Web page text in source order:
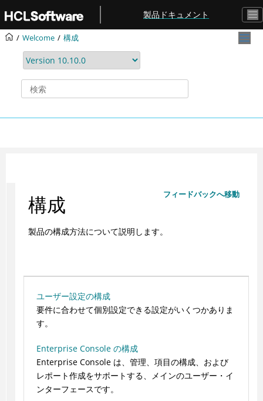
メインコンテンツにジャンプ
製品ドキュメント
Welcome 構成
フィードバックへ移動
構成
製品の構成方法について説明します。
ユーザー設定の構成
要件に合わせて個別設定できる設定がいくつかありま
す。
Enterprise Console の構成
Enterprise Console は、管理、項目の構成、および
レポート作成をサポートする、メインのユーザー・イ
ンターフェースです。